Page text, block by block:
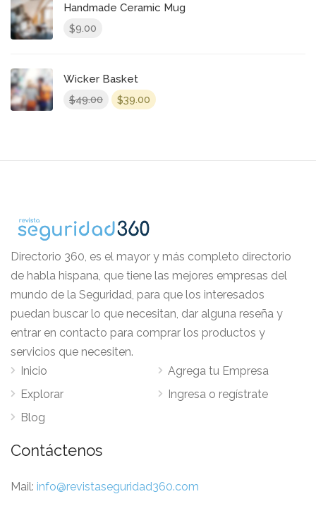
Handmade Ceramic Mug
$9.00
Wicker Basket
$49.00
El$39.00 El
Directorio 360, es el mayor y más completo directorio
de habla hispana, que tiene las mejores empresas del
mundo de la Seguridad, para que los interesados
puedan buscar lo que necesitan, dar alguna reseña y
entrar en contacto para comprar los productos y
servicios que necesiten.
Inicio
Explorar
Blog
Agrega tu Empresa
Ingresa o regístrate
Contáctenos
Mail: info@revistaseguridad360.com